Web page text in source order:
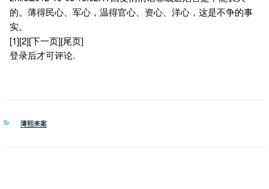
的。薄得民心、军心，温得官心、资心、洋心，这是不争的事
实。
[1][2][下一页][尾页]
登录后才可评论.
分
薄熙来案